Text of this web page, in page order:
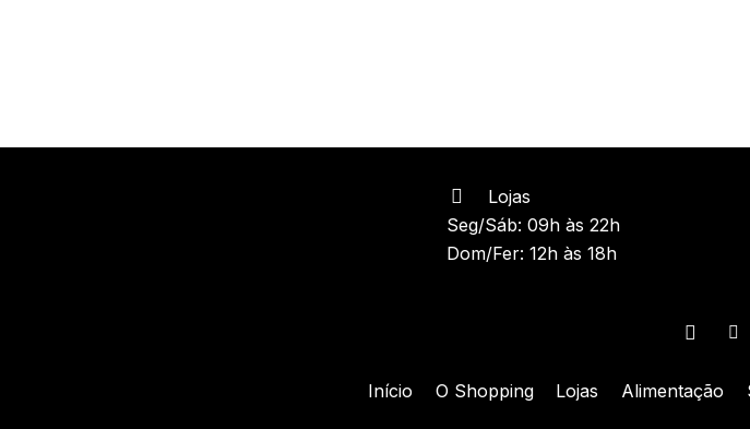
Lojas
Seg/Sáb: 09h às 22h
Dom/Fer: 12h às 18h
Início O Shopping Lojas Alimentação